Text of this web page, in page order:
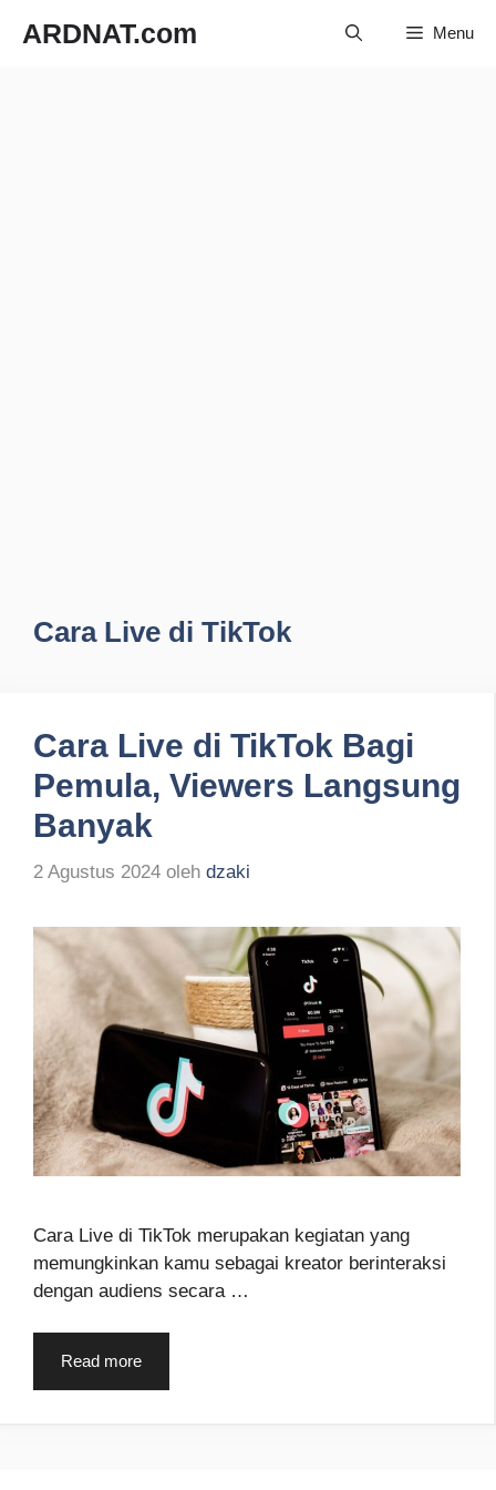
ARDNAT.com Menu
Cara Live di TikTok
Cara Live di TikTok Bagi
Pemula, Viewers Langsung
Banyak
2 Agustus 2024 oleh dzaki
Cara Live di TikTok merupakan kegiatan yang
memungkinkan kamu sebagai kreator berinteraksi
dengan audiens secara …
Read more